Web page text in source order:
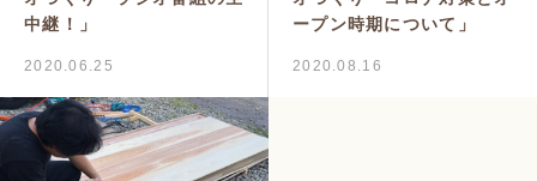
中継！」
2020.06.25
ープン時期について」
2020.08.16